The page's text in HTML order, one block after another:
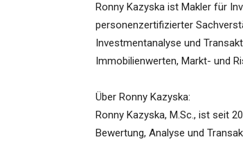
Ronny Kazyska ist Makler für
personenzertifizierter
Investmentanalyse und
Immobilienwerten, Markt- und
Über Ronny Kazyska:
Ronny Kazyska, M.Sc., ist seit
Bewertung, Analyse und